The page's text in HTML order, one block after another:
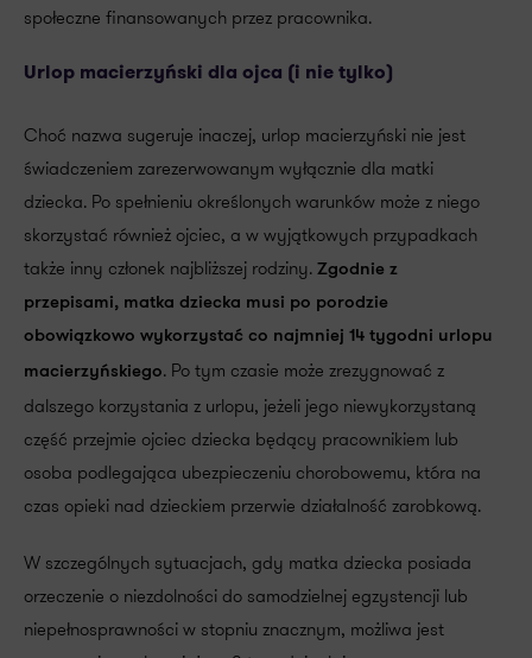
społeczne finansowanych przez pracownika.
Urlop macierzyński dla ojca (i nie tylko)
Choć nazwa sugeruje inaczej, urlop macierzyński nie jest
świadczeniem zarezerwowanym wyłącznie dla matki
dziecka. Po spełnieniu określonych warunków może z niego
skorzystać również ojciec, a w wyjątkowych przypadkach
także inny członek najbliższej rodziny. Zgodnie z
przepisami, matka dziecka musi po porodzie
obowiązkowo wykorzystać co najmniej 14 tygodni urlopu
macierzyńskiego. Po tym czasie może zrezygnować z
dalszego korzystania z urlopu, jeżeli jego niewykorzystaną
część przejmie ojciec dziecka będący pracownikiem lub
osoba podlegająca ubezpieczeniu chorobowemu, która na
czas opieki nad dzieckiem przerwie działalność zarobkową.
W szczególnych sytuacjach, gdy matka dziecka posiada
orzeczenie o niezdolności do samodzielnej egzystencji lub
niepełnosprawności w stopniu znacznym, możliwa jest